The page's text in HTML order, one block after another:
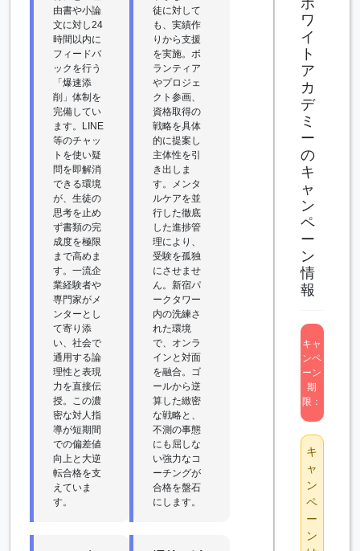
由書や小論
文に対し24
時間以内に
フィードバ
ックを行う
「爆速添
削」体制を
完備してい
ます。LINE
等のチャッ
トを使い疑
問を即解消
できる環境
が、生徒の
思考を止め
ず書類の完
成度を極限
まで高めま
す。一流企
業経験者や
専門家がメ
ンターとし
て寄り添
い、社会で
通用する論
理性と表現
力を直接伝
授。この濃
密な対人指
導が短期間
での偏差値
向上と大逆
転合格を支
えていま
す。
徒に対して
も、実績作
りから支援
を実施。ボ
ランティア
やプロジェ
クト参画、
資格取得の
戦略を具体
的に提案し
主体性を引
き出しま
す。メンタ
ルケアを並
行した徹底
した進捗管
理により、
受験を孤独
にさせませ
ん。新宿パ
ークタワー
内の洗練さ
れた環境
で、オンラ
インと対面
を融合。ゴ
ールから逆
算した緻密
な戦略と、
不測の事態
にも屈しな
い強力なコ
ーチングが
合格を盤石
にします。
ホ
ワ
イ
ト
ア
カ
デ
ミ
ー
の
キ
ャ
ン
ペ
ー
ン
情
報
キャ
ンペ
ーン
期
限：
キ
ャ
ン
ペ
ー
ン